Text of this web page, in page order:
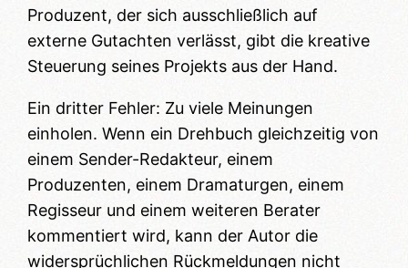
Produzent, der sich ausschließlich auf
externe Gutachten verlässt, gibt die kreative
Steuerung seines Projekts aus der Hand.
Ein dritter Fehler: Zu viele Meinungen
einholen. Wenn ein Drehbuch gleichzeitig von
einem Sender-Redakteur, einem
Produzenten, einem Dramaturgen, einem
Regisseur und einem weiteren Berater
kommentiert wird, kann der Autor die
widersprüchlichen Rückmeldungen nicht